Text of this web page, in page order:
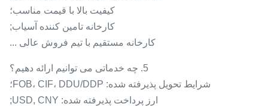
کیفیت بالا با قیمت مناسب؛
کارخانه تامین کننده آسیاب;
کارخانه مستقیم با تیم فروش عالی ...
5. چه خدماتی می توانیم ارائه دهیم؟
شرایط تحویل پذیرفته شده: FOB، CIF، DDU/DDP؛
ارز پرداخت پذیرفته شده: USD, CNY;